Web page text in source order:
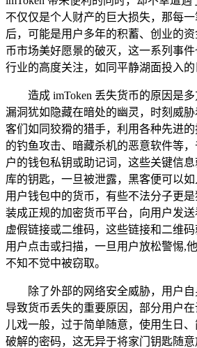
不仅仅是个人财产的巨大损失，那每
后，可能是用户多年的积蓄、创业的
币市场美好愿景的破灭，这一系列事
行业的高度关注，如同平静湖面投入的
造成 imToken 丢失货币的原因是
漏洞犹如隐藏在暗处的幽灵，时刻威
客们如同狡猾的猎手，利用各种先进
的钓鱼攻击、暗藏杀机的恶意软件等
户的钱包私钥或助记词，这些关键信
库的钥匙，一旦被泄露，黑客便可以
用户钱包中的货币，有些不法分子更
装成正规的加密货币平台，向用户发
虚假链接或二维码，这些链接和二维
用户点击或扫描，一旦用户放松警惕,
不知不觉中被窃取。
除了外部的网络安全威胁，用户
导致货币丢失的重要原因，部分用户
儿戏一般，过于简单随意，使用生日
破解的密码，这无异于将家门钥匙随